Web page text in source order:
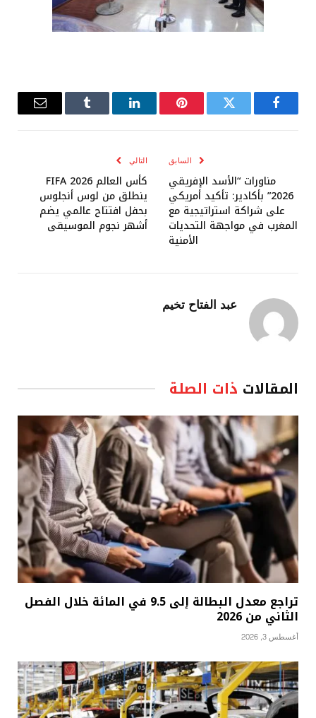
فيسبوك تويتر بينتيريستلينكدإن Tumblr
البريد
السابق
مناورات “الأسد الإفريقي
2026” بأكادير: تأكيد أمريكي
على شراكة استراتيجية مع
المغرب في مواجهة التحديات
الأمنية
التالي
كأس العالم FIFA 2026
ينطلق من لوس أنجلوس
بحفل افتتاح عالمي يضم
أشهر نجوم الموسيقى
عبد الفتاح تخيم
المقالات ذات الصلة
تراجع معدل البطالة إلى 9.5 في المائة خلال الفصل
الثاني من 2026
أغسطس 3, 2026